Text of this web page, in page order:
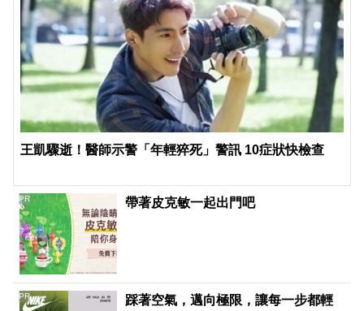
王凱驟逝！醫師示警「年輕猝死」警訊 10症狀快檢查
帶著皮克敏一起出門吧
PR
踩著空氣，邁向極限，讓每一步都輕
PR